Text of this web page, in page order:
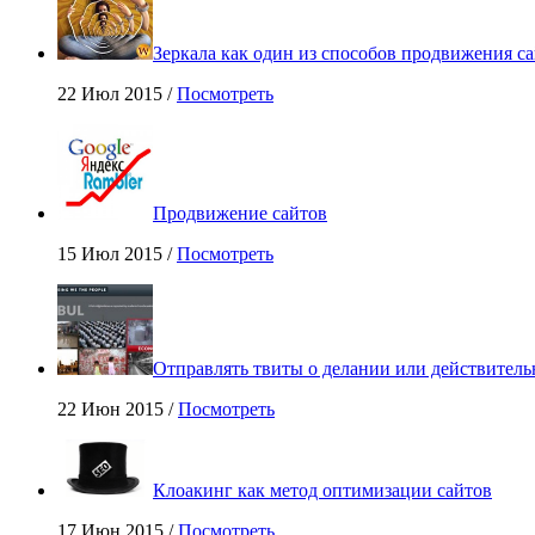
Зеркала как один из способов продвижения
22 Июл 2015 /Посмотреть
Продвижение сайтов
15 Июл 2015 /Посмотреть
Отправлять твиты о делании или
22 Июн 2015 /Посмотреть
Клоакинг как метод оптимизации сайтов
17 Июн 2015 /Посмотреть